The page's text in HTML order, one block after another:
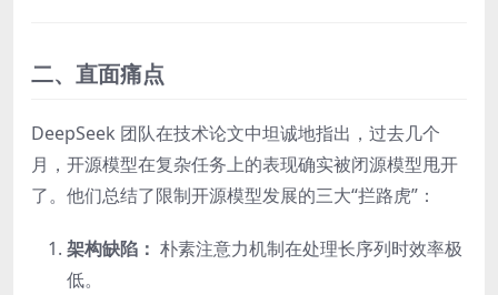
二、直面痛点
DeepSeek 团队在技术论文中坦诚地指出，过去几个
月，开源模型在复杂任务上的表现确实被闭源模型甩开
了。他们总结了限制开源模型发展的三大“拦路虎”：
架构缺陷： 朴素注意力机制在处理长序列时效率极
低。